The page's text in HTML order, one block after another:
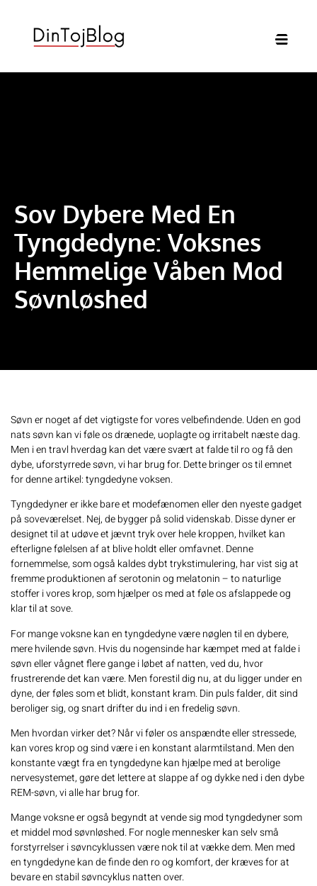
Sov Dybere Med En
Tyngdedyne: Voksnes
Hemmelige Våben Mod
Søvnløshed
Søvn er noget af det vigtigste for vores velbefindende. Uden en god
nats søvn kan vi føle os drænede, uoplagte og irritabelt næste dag.
Men i en travl hverdag kan det være svært at falde til ro og få den
dybe, uforstyrrede søvn, vi har brug for. Dette bringer os til emnet
for denne artikel:tyngdedyne voksen.
Tyngdedyner er ikke bare et modefænomen eller den nyeste gadget
på soveværelset. Nej, de bygger på solid videnskab. Disse dyner er
designet til at udøve et jævnt tryk over hele kroppen, hvilket kan
efterligne følelsen af at blive holdt eller omfavnet. Denne
fornemmelse, som også kaldes dybt trykstimulering, har vist sig at
fremme produktionen af serotonin og melatonin – to naturlige
stoffer i vores krop, som hjælper os med at føle os afslappede og
klar til at sove.
For mange voksne kan en tyngdedyne være nøglen til en dybere,
mere hvilende søvn. Hvis du nogensinde har kæmpet med at falde i
søvn eller vågnet flere gange i løbet af natten, ved du, hvor
frustrerende det kan være. Men forestil dig nu, at du ligger under en
dyne, der føles som et blidt, konstant kram. Din puls falder, dit sind
beroliger sig, og snart drifter du ind i en fredelig søvn.
Men hvordan virker det? Når vi føler os anspændte eller stressede,
kan vores krop og sind være i en konstant alarmtilstand. Men den
konstante vægt fra en tyngdedyne kan hjælpe med at berolige
nervesystemet, gøre det lettere at slappe af og dykke ned i den dybe
REM-søvn, vi alle har brug for.
Mange voksne er også begyndt at vende sig mod tyngdedyner som
et middel mod søvnløshed. For nogle mennesker kan selv små
forstyrrelser i søvncyklussen være nok til at vække dem. Men med
en tyngdedyne kan de finde den ro og komfort, der kræves for at
bevare en stabil søvncyklus natten over.